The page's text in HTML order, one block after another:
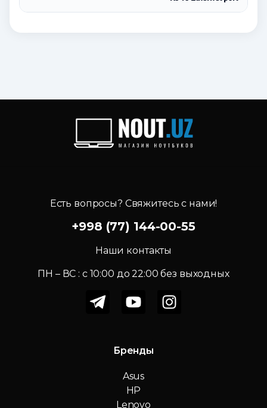
Есть вопросы? Свяжитесь с нами!
+998 (77) 144-00-55
Наши контакты
ПН – ВС : c 10:00 до 22:00 без выходных
Бренды
Asus
HP
Lenovo